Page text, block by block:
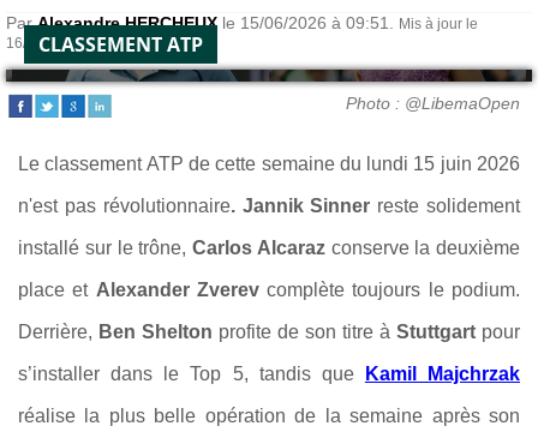
ParAlexandre HERCHEUX le 15/06/2026 à 09:51.
Mis à jour le
16/06/2026 à 18:47.
CLASSEMENT ATP
Photo : @LibemaOpen
Le classement ATP de cette semaine du lundi 15 juin 2026
n'est pas révolutionnaire. Jannik Sinner reste solidement
installé sur le trône, Carlos Alcarazconserve la deuxième
place et Alexander Zverevcomplète toujours le podium.
Derrière, Ben Shelton profite de son titre à Stuttgart pour
s’installer dans le Top 5, tandis que Kamil Majchrzak
réalise la plus belle opération de la semaine après son